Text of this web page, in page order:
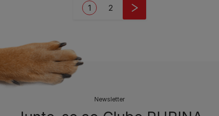
Current page
1 Page
2
Newsletter